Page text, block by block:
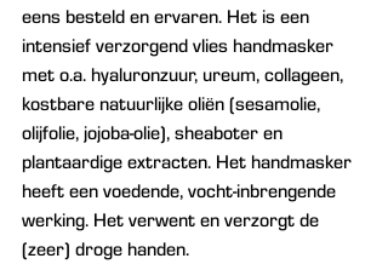
eens besteld en ervaren. Het is een
intensief verzorgend vlies handmasker
met o.a. hyaluronzuur, ureum, collageen,
kostbare natuurlijke oliën (sesamolie,
olijfolie, jojoba-olie), sheaboter en
plantaardige extracten. Het handmasker
heeft een voedende, vocht-inbrengende
werking. Het verwent en verzorgt de
(zeer) droge handen.